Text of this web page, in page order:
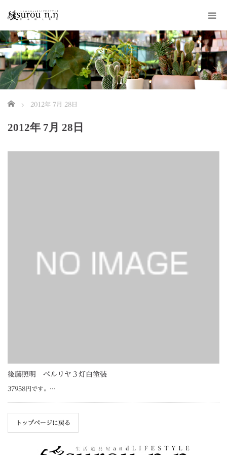
ホーム 2012年 7月 28日
2012年 7月 28日
後藤照明 ベルリヤ３灯白塗装
37958円です。…
トップページに戻る